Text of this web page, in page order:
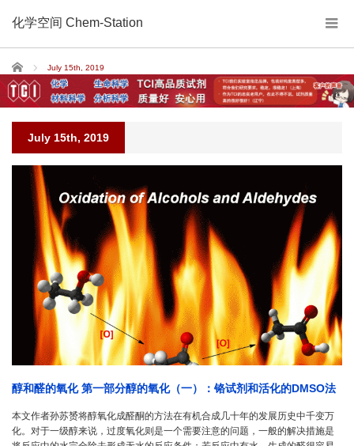
化学空间 Chem-Station
Home July 15th, 2019
July 15th, 2019
醇和醛的氧化 第一部分醇的氧化（一）：铬试剂和活化的DMSO法
本文作者孙苏赟将醇氧化成醛酮的方法在有机合成几十年的发展历史中千变万
化。对于一级醇来说，过度氧化则是一个需要注意的问题，一般的解决措施是